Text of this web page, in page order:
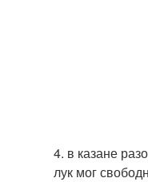
4. в казане
лук мог